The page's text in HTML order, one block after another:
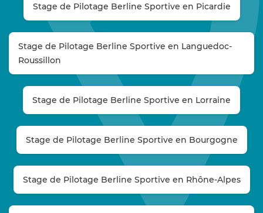
Stage de Pilotage Berline Sportive en Picardie
Stage de Pilotage Berline Sportive en Languedoc-
Roussillon
Stage de Pilotage Berline Sportive en Lorraine
Stage de Pilotage Berline Sportive en Bourgogne
Stage de Pilotage Berline Sportive en Rhône-Alpes